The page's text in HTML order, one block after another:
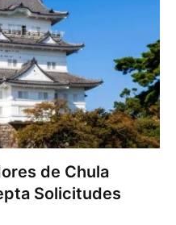
de Chula
Solicitudes